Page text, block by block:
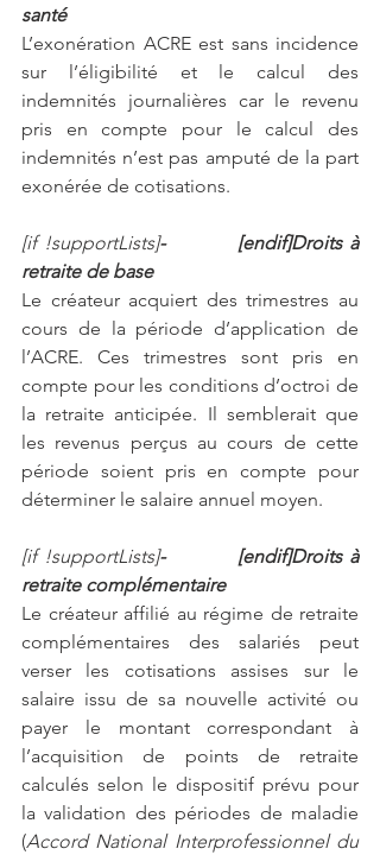
santé
L’exonération ACRE est sans incidence
sur l’éligibilité et le calcul des
indemnités journalières car le revenu
pris en compte pour le calcul des
indemnités n’est pas amputé de la part
exonérée de cotisations.
[if !supportLists]-          [endif]Droits à
retraite de base
Le créateur acquiert des trimestres au
cours de la période d’application de
l’ACRE. Ces trimestres sont pris en
compte pour les conditions d’octroi de
la retraite anticipée. Il semblerait que
les revenus perçus au cours de cette
période soient pris en compte pour
déterminer le salaire annuel moyen.
[if !supportLists]-          [endif]Droits à
retraite complémentaire
Le créateur affilié au régime de retraite
complémentaires des salariés peut
verser les cotisations assises sur le
salaire issu de sa nouvelle activité ou
payer le montant correspondant à
l’acquisition de points de retraite
calculés selon le dispositif prévu pour
la validation des périodes de maladie
(Accord National Interprofessionnel du